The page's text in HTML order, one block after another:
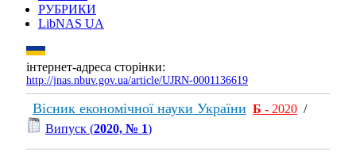
РУБРИКИ
LibNAS UA
інтернет-адреса сторінки:
http://jnas.nbuv.gov.ua/article/UJRN-0001136619
Вісник економічної науки України Б - 2020 /
Випуск (2020, № 1)